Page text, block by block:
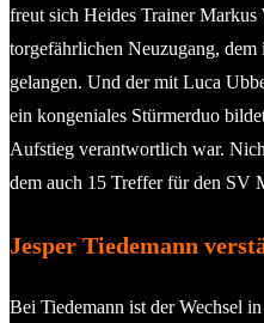
freut sich Heides Trainer Markus
torgefährlichen Neuzugang,
gelangen. Und der mit Luca
ein kongeniales Stürmerduo
Aufstieg verantwortlich war.
dem auch 15 Treffer für den SV
Jesper Tiedemann
Bei Tiedemann ist der Wechsel